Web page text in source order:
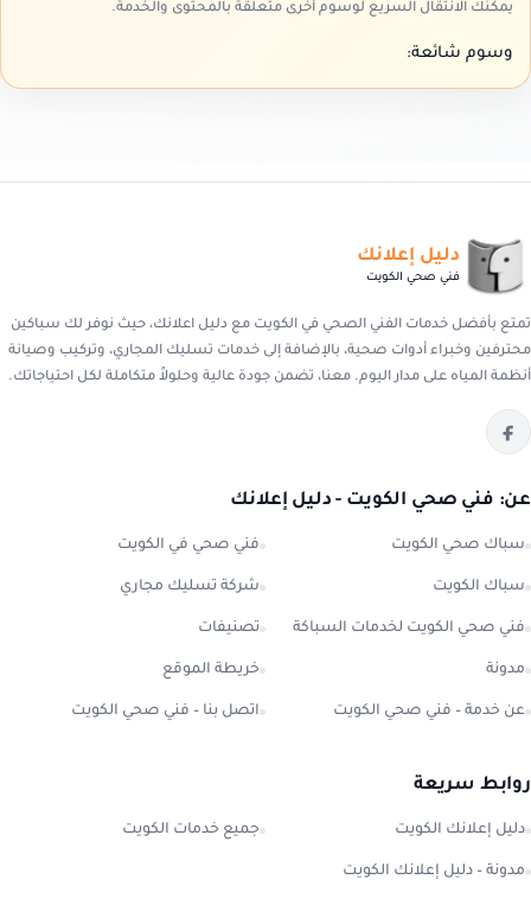
يمكنك الانتقال السريع لوسوم أخرى متعلقة بالمحتوى والخدمة.
وسوم شائعة:
دليل إعلانك
فني صحي الكويت
تمتع بأفضل خدمات الفني الصحي في الكويت مع دليل اعلانك، حيث نوفر لك سباكين
محترفين وخبراء أدوات صحية، بالإضافة إلى خدمات تسليك المجاري، وتركيب وصيانة
أنظمة المياه على مدار اليوم. معنا، تضمن جودة عالية وحلولاً متكاملة لكل احتياجاتك.
عن: فني صحي الكويت - دليل إعلانك
سباك صحي الكويت فني صحي في الكويت
سباك الكويت شركة تسليك مجاري
فني صحي الكويت لخدمات السباكة تصنيفات
مدونة خريطة الموقع
عن خدمة – فني صحي الكويت اتصل بنا – فني صحي الكويت
روابط سريعة
دليل إعلانك الكويت جميع خدمات الكويت
مدونة – دليل إعلانك الكويت